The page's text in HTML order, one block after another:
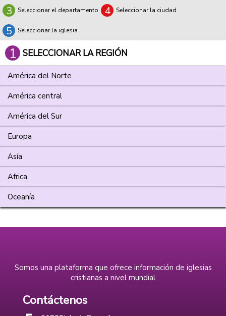
3 Seleccionar el departamento 4 Seleccionar la ciudad
5 Seleccionar la iglesia
1 SELECCIONAR LA REGIÓN
América del Norte
América central
América del Sur
Europa
Asía
Africa
Oceanía
Somos una plataforma que ofrece información de iglesias
cristianas a nivel mundial
Contáctenos